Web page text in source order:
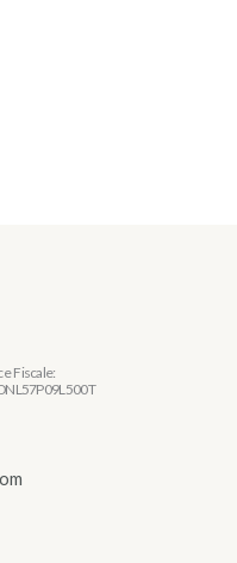
Fiscale: